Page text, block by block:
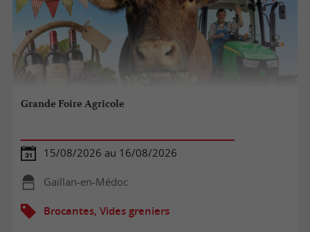
Grande Foire Agricole
15/08/2026 au 16/08/2026
Gaillan-en-Médoc
Brocantes, Vides greniers